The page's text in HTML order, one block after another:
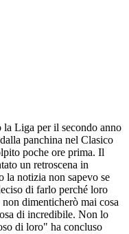
la Liga per il secondo anno
panchina nel Clasico
poche ore prima. Il
un retroscena in
la notizia non sapevo se
di farlo perché loro
dimenticherò mai cosa
di incredibile. Non lo
di loro" ha concluso